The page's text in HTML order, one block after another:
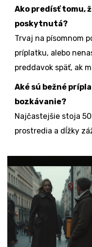
Ako predísť tomu,
poskytnutá?
Trvaj na písomnom
príplatku, alebo
preddavok späť, ak
Aké sú bežné
bozkávanie?
Najčastejšie stoja
prostredia a dĺžky